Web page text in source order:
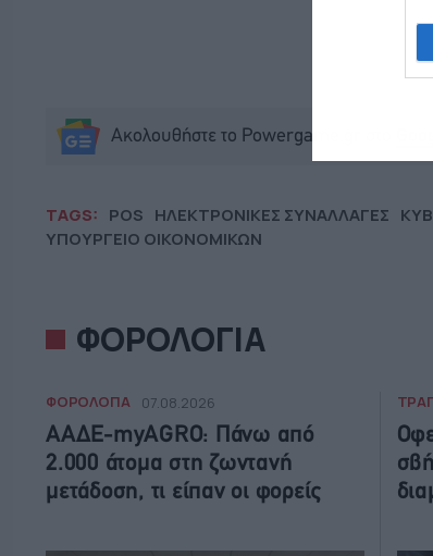
Ακολουθήστε το Powergame.gr στο
TAGS: POS ΗΛΕΚΤΡΟΝΙΚΕΣ ΣΥΝΑΛΛΑΓΕΣ
ΥΠΟΥΡΓΕΙΟ ΟΙΚΟΝΟΜΙΚΩΝ
ΦΟΡΟΛΟΓΙΑ
ΦΟΡΟΛΟΓΙΑ 07.08.2026
ΑΑΔΕ-myAGRO: Πάνω από
2.000 άτομα στη ζωντανή
μετάδοση, τι είπαν οι φορείς